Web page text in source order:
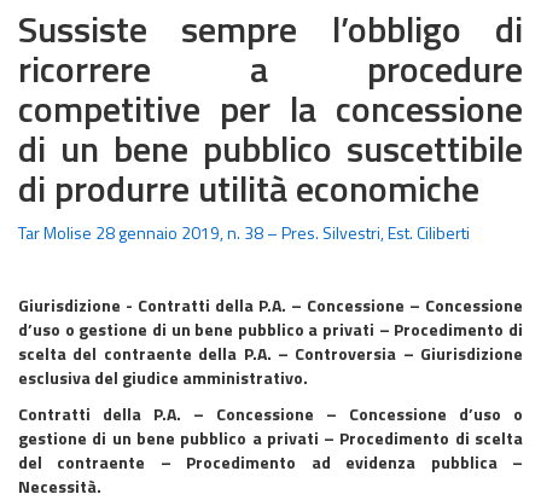
Sussiste sempre l’obbligo di
ricorrere a procedure
competitive per la concessione
di un bene pubblico suscettibile
di produrre utilità economiche
Tar Molise 28 gennaio 2019, n. 38 – Pres. Silvestri, Est. Ciliberti
Giurisdizione - Contratti della P.A. – Concessione – Concessione
d’uso o gestione di un bene pubblico a privati – Procedimento di
scelta del contraente della P.A. – Controversia – Giurisdizione
esclusiva del giudice amministrativo.
Contratti della P.A. – Concessione – Concessione d’uso o
gestione di un bene pubblico a privati – Procedimento di scelta
del contraente – Procedimento ad evidenza pubblica –
Necessità.